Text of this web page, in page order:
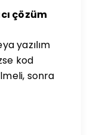
çözüm
yazılım
kod
sonra